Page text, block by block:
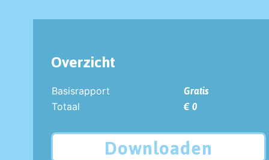
Overzicht
Basisrapport
Gratis
Totaal
€ 0
Downloaden